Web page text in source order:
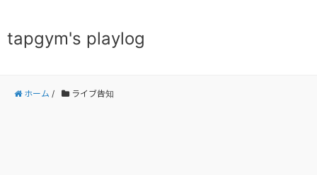
tapgym's playlog
ホーム / ライブ告知